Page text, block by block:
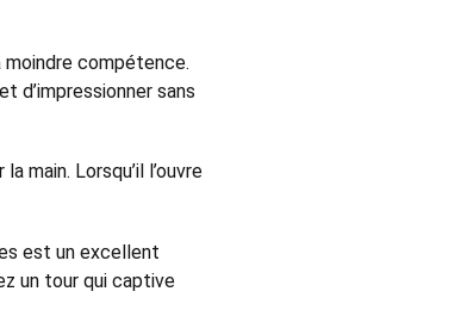
moindre compétence.
d’impressionner sans
main. Lorsqu’il l’ouvre
est un excellent
un tour qui captive